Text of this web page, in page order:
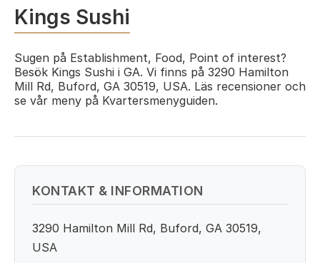
Kings Sushi
Sugen på Establishment, Food, Point of interest?
Besök Kings Sushi i GA. Vi finns på 3290 Hamilton
Mill Rd, Buford, GA 30519, USA. Läs recensioner och
se vår meny på Kvartersmenyguiden.
KONTAKT & INFORMATION
3290 Hamilton Mill Rd, Buford, GA 30519,
USA